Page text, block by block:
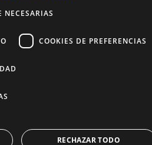
· Built byinmoba
NECESARIAS
COOKIES DE PREFERENCIAS
RECHAZAR TODO